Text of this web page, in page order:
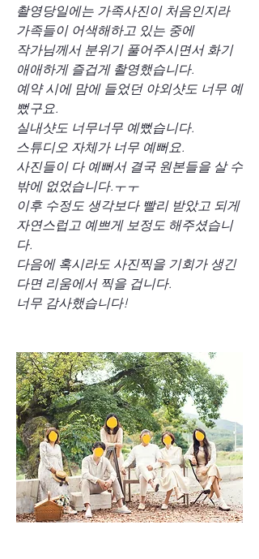
촬영당일에는 가족사진이 처음인지라
가족들이 어색해하고 있는 중에
작가님께서 분위기 풀어주시면서 화기
애애하게 즐겁게 촬영했습니다.
예약 시에 맘에 들었던 야외샷도 너무 예
뻤구요.
실내샷도 너무너무 예뻤습니다.
스튜디오 자체가 너무 예뻐요.
사진들이 다 예뻐서 결국 원본들을 살 수
밖에 없었습니다.ㅜㅜ
이후 수정도 생각보다 빨리 받았고 되게
자연스럽고 예쁘게 보정도 해주셨습니
다.
다음에 혹시라도 사진찍을 기회가 생긴
다면 리움에서 찍을 겁니다.
너무 감사했습니다!